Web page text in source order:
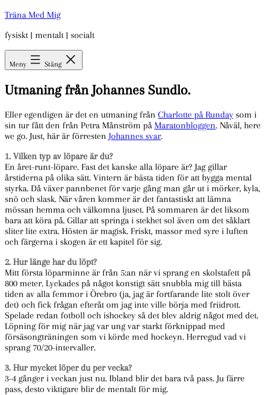
Hoppa
innehåll
Träna Med Mig
fysiskt | mentalt | socialt
Meny Stäng
Utmaning från Johannes Sundlo.
Eller egentligen är det en utmaning från Charlotte på Runday som i
sin tur fått den från Petra Månström på Maratonbloggen. Nåväl, here
we go. Just, här är förresten Johannes svar.
1. Vilken typ av löpare är du?
En året-runt-löpare. Fast det kanske alla löpare är? Jag gillar
årstiderna på olika sätt. Vintern är bästa tiden för att bygga mental
styrka. Då växer pannbenet för varje gång man går ut i mörker, kyla,
snö och slask. När våren kommer är det fantastiskt att lämna
mössan hemma och välkomna ljuset. På sommaren är det liksom
bara att köra på. Gillar att springa i stekhet sol även om det såklart
sliter lite extra. Hösten är magisk. Friskt, massor med syre i luften
och färgerna i skogen är ett kapitel för sig.
2. Hur länge har du löpt?
Mitt första löparminne är från 5:an när vi sprang en skolstafett på
800 meter. Lyckades på något konstigt sätt snubbla mig till bästa
tiden av alla femmor i Örebro (ja, jag är fortfarande lite stolt över
det) och fick frågan efteråt om jag inte ville börja med friidrott.
Spelade redan fotboll och ishockey så det blev aldrig något med det.
Löpning för mig när jag var ung var starkt förknippad med
försäsongträningen som vi körde med hockeyn. Herregud vad vi
sprang 70/20-intervaller.
3. Hur mycket löper du per vecka?
3-4 gånger i veckan just nu. Ibland blir det bara två pass. Ju färre
pass, desto viktigare blir de mentalt för mig.